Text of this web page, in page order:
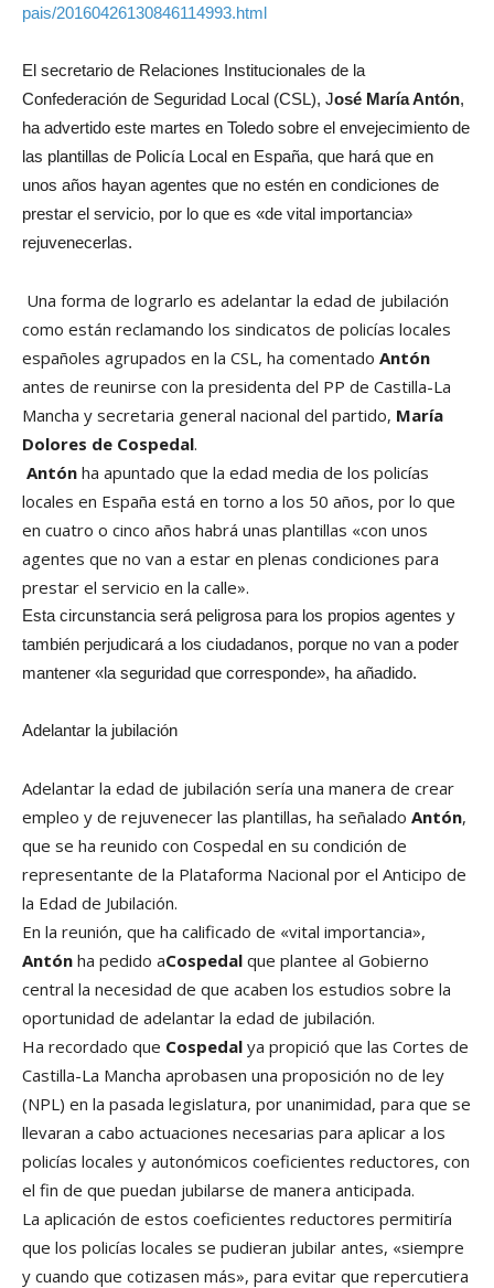
pais/20160426130846114993.html
El secretario de Relaciones Institucionales de la
Confederación de Seguridad Local (CSL), José María Antón,
ha advertido este martes en Toledo sobre el envejecimiento de
las plantillas de Policía Local en España, que hará que en
unos años hayan agentes que no estén en condiciones de
prestar el servicio, por lo que es «de vital importancia»
rejuvenecerlas.
Una forma de lograrlo es adelantar la edad de jubilación
como están reclamando los sindicatos de policías locales
españoles agrupados en la CSL, ha comentado Antón
antes de reunirse con la presidenta del PP de Castilla-La
Mancha y secretaria general nacional del partido, María
Dolores de Cospedal.
Antón ha apuntado que la edad media de los policías
locales en España está en torno a los 50 años, por lo que
en cuatro o cinco años habrá unas plantillas «con unos
agentes que no van a estar en plenas condiciones para
prestar el servicio en la calle».
Esta circunstancia será peligrosa para los propios agentes y
también perjudicará a los ciudadanos, porque no van a poder
mantener «la seguridad que corresponde», ha añadido.
Adelantar la jubilación
Adelantar la edad de jubilación sería una manera de crear
empleo y de rejuvenecer las plantillas, ha señalado Antón,
que se ha reunido con Cospedal en su condición de
representante de la Plataforma Nacional por el Anticipo de
la Edad de Jubilación.
En la reunión, que ha calificado de «vital importancia»,
Antón ha pedido aCospedal que plantee al Gobierno
central la necesidad de que acaben los estudios sobre la
oportunidad de adelantar la edad de jubilación.
Ha recordado que Cospedal ya propició que las Cortes de
Castilla-La Mancha aprobasen una proposición no de ley
(NPL) en la pasada legislatura, por unanimidad, para que se
llevaran a cabo actuaciones necesarias para aplicar a los
policías locales y autonómicos coeficientes reductores, con
el fin de que puedan jubilarse de manera anticipada.
La aplicación de estos coeficientes reductores permitiría
que los policías locales se pudieran jubilar antes, «siempre
y cuando que cotizasen más», para evitar que repercutiera